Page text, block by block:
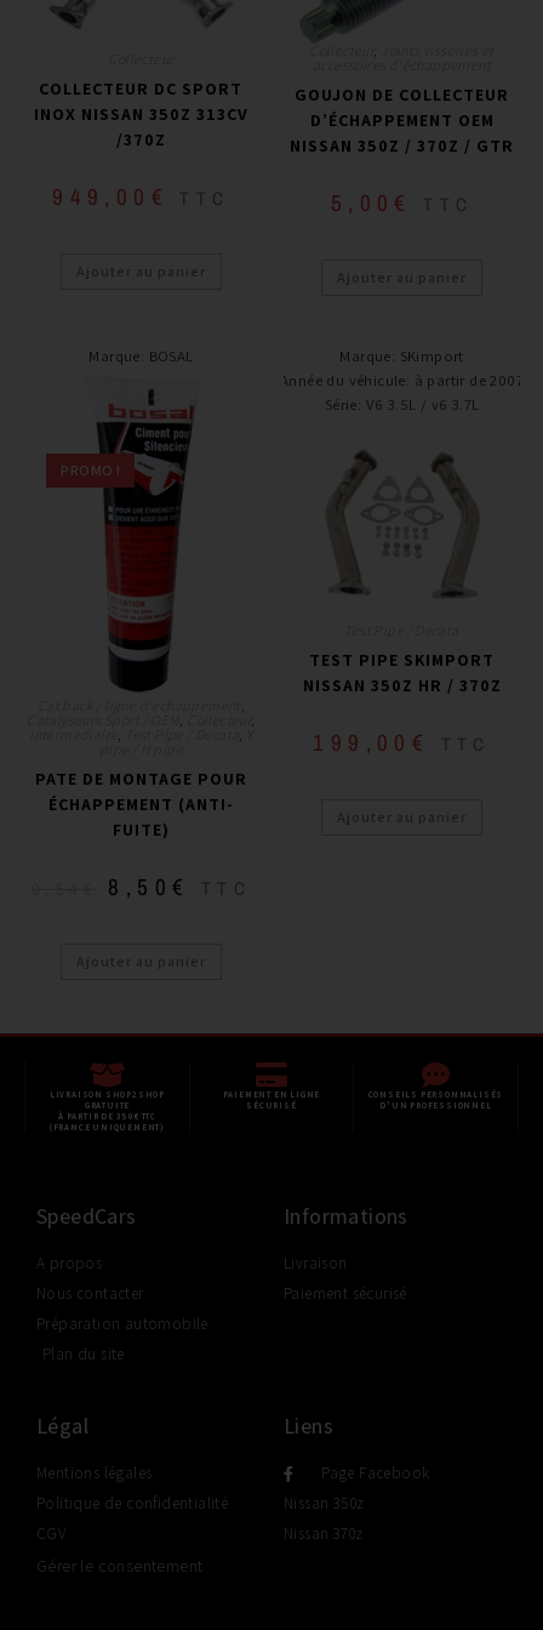
COLLECTEUR DC SPORT
INOX NISSAN 350Z 313CV
/370Z
949,00 € TTC
Ajouter au panier
,
GOUJON DE COLLECTEUR
D’ÉCHAPPEMENT OEM
NISSAN 350Z / 370Z / GTR
5,00 € TTC
Ajouter au panier
Marque: BOSAL
PROMO !
,
,
,
, ,
PATE DE MONTAGE POUR
ÉCHAPPEMENT (ANTI-
FUITE)
8,50 € TTC
Ajouter au panier
Marque: SKimport
Année du véhicule: à partir de 2007
Série: V6 3.5L / v6 3.7L
TEST PIPE SKIMPORT
NISSAN 350Z HR / 370Z
199,00 € TTC
Ajouter au panier
LIVRAISON SHOP2SHOP
GRATUITE
À PARTIR DE 350€ TTC
(FRANCE UNIQUEMENT)
PAIEMENT EN LIGNE
SÉCURISÉ
CONSEILS PERSONNALISÉS
D'UN PROFESSIONNEL
SpeedCars
A propos
Nous contacter
Préparation automobile
Plan du site
Informations
Livraison
Paiement sécurisé
Légal
Mentions légales
Politique de confidentialité
CGV
Gérer le consentement
Liens
Page Facebook
Nissan 350z
Nissan 370z